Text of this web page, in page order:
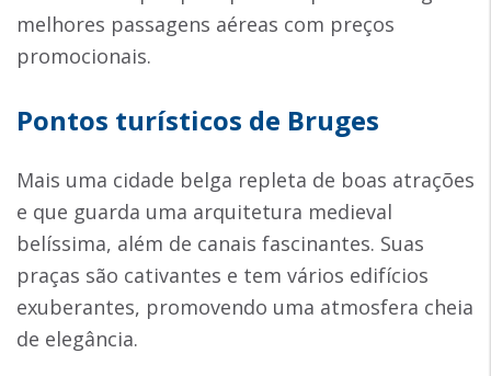
melhores passagens aéreas com preços
promocionais.
Pontos turísticos de Bruges
Mais uma cidade belga repleta de boas atrações
e que guarda uma arquitetura medieval
belíssima, além de canais fascinantes. Suas
praças são cativantes e tem vários edifícios
exuberantes, promovendo uma atmosfera cheia
de elegância.